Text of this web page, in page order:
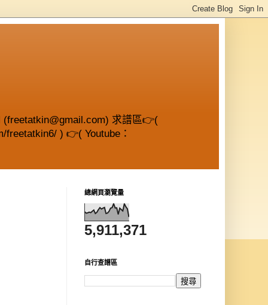
求譜區👉(
) 👉( Youtube：
總網頁瀏覽量
5,911,371
自行查譜區